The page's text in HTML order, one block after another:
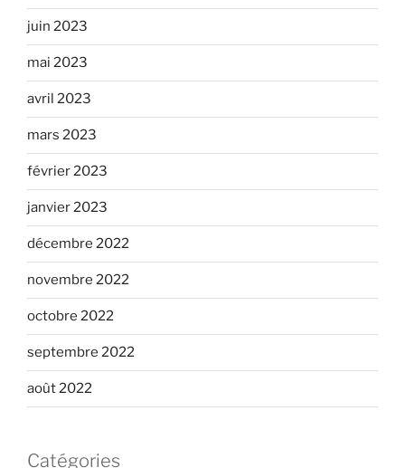
juin 2023
mai 2023
avril 2023
mars 2023
février 2023
janvier 2023
décembre 2022
novembre 2022
octobre 2022
septembre 2022
août 2022
Catégories